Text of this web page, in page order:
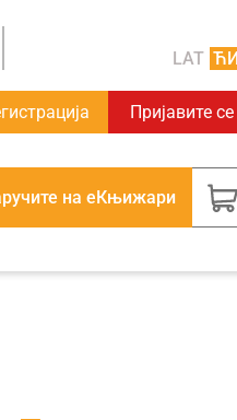
LAT
Пријавите се
на еКњижари